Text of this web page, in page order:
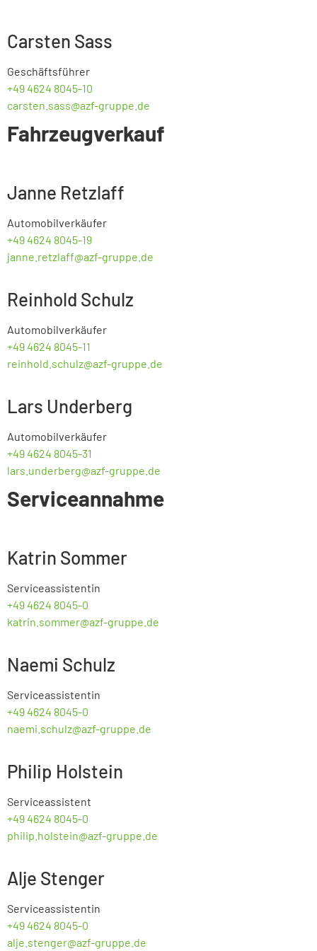
Carsten Sass
Geschäftsführer
+49 4624 8045-10
carsten.sass@azf-gruppe.de
Fahrzeugverkauf
Janne Retzlaff
Automobilverkäufer
+49 4624 8045-19
janne.retzlaff@azf-gruppe.de
Reinhold Schulz
Automobilverkäufer
+49 4624 8045-11
reinhold.schulz@azf-gruppe.de
Lars Underberg
Automobilverkäufer
+49 4624 8045-31
lars.underberg@azf-gruppe.de
Serviceannahme
Katrin Sommer
Serviceassistentin
+49 4624 8045-0
katrin.sommer@azf-gruppe.de
Naemi Schulz
Serviceassistentin
+49 4624 8045-0
naemi.schulz@azf-gruppe.de
Philip Holstein
Serviceassistent
+49 4624 8045-0
philip.holstein@azf-gruppe.de
Alje Stenger
Serviceassistentin
+49 4624 8045-0
alje.stenger@azf-gruppe.de